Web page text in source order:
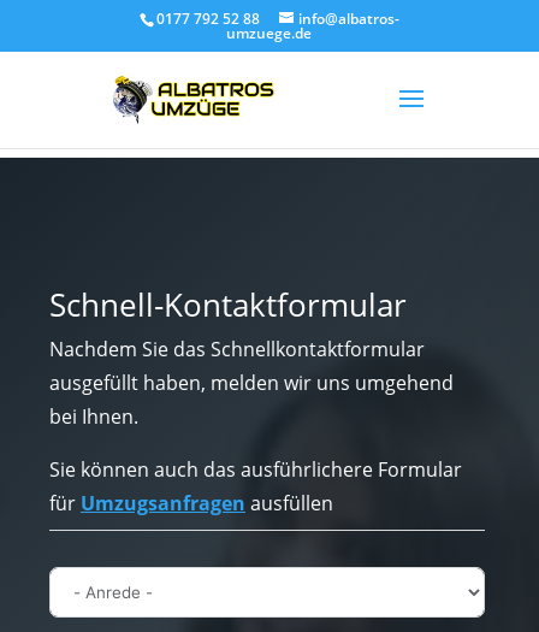
0177 792 52 88 info@albatros-
umzuege.de
Schnell-Kontaktformular
Nachdem Sie das Schnellkontaktformular
ausgefüllt haben, melden wir uns umgehend
bei Ihnen.
Sie können auch das ausführlichere Formular
für Umzugsanfragen ausfüllen